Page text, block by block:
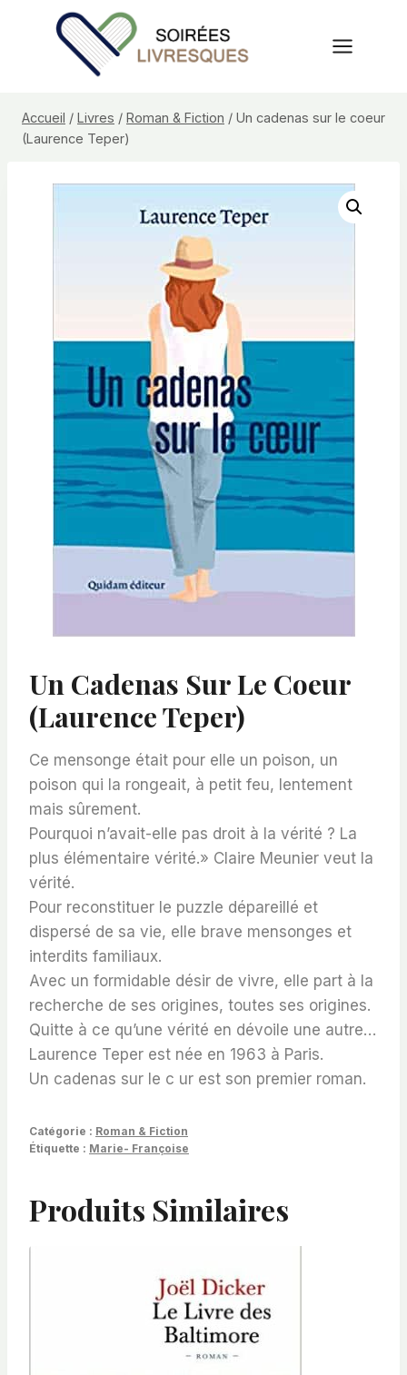
Accueil / Livres / Roman & Fiction / Un cadenas sur le coeur
(Laurence Teper)
Un Cadenas Sur Le Coeur
(Laurence Teper)
Ce mensonge était pour elle un poison, un
poison qui la rongeait, à petit feu, lentement
mais sûrement.
Pourquoi n’avait-elle pas droit à la vérité ? La
plus élémentaire vérité.» Claire Meunier veut la
vérité.
Pour reconstituer le puzzle dépareillé et
dispersé de sa vie, elle brave mensonges et
interdits familiaux.
Avec un formidable désir de vivre, elle part à la
recherche de ses origines, toutes ses origines.
Quitte à ce qu’une vérité en dévoile une autre…
Laurence Teper est née en 1963 à Paris.
Un cadenas sur le c ur est son premier roman.
Catégorie : Roman & Fiction
Étiquette : Marie- Françoise
Produits Similaires